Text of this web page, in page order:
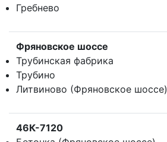
Гребнево
Фряновское шоссе
Трубинская фабрика
Трубино
Литвиново (Фряновское шоссе)
46К-7120